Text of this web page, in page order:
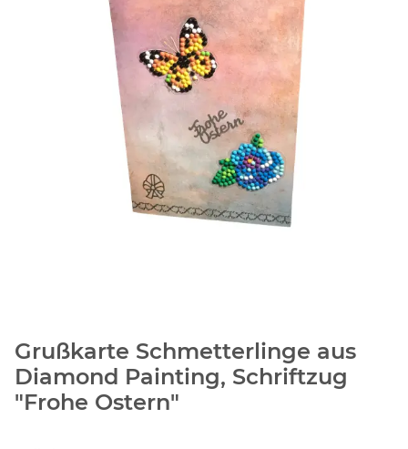
Grußkarte Schmetterlinge aus
Diamond Painting, Schriftzug
"Frohe Ostern"